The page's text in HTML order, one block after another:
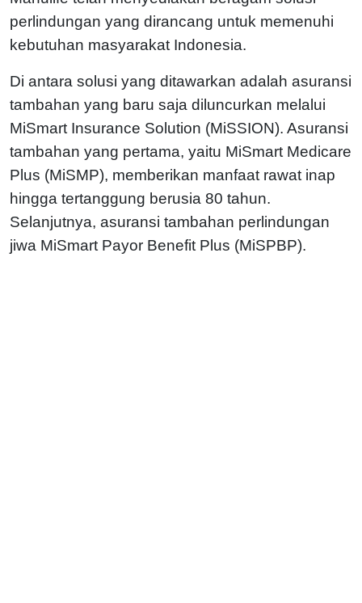
perlindungan yang dirancang untuk memenuhi
kebutuhan masyarakat Indonesia.
Di antara solusi yang ditawarkan adalah asuransi
tambahan yang baru saja diluncurkan melalui
MiSmart Insurance Solution (MiSSION). Asuransi
tambahan yang pertama, yaitu MiSmart Medicare
Plus (MiSMP), memberikan manfaat rawat inap
hingga tertanggung berusia 80 tahun.
Selanjutnya, asuransi tambahan perlindungan
jiwa MiSmart Payor Benefit Plus (MiSPBP).